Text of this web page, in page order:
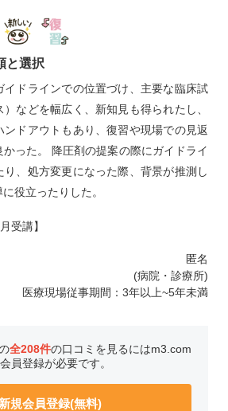
と選択
イドラインでの位置づけ、主要な臨床試
などを幅広く、新知見も得られたし、
ンドアウトもあり、復習や現場での見返
かった。 降圧剤の提案の際にガイドライ
り、処方変更になった際、背景が推測し
役立ったりした。
受講】
匿名
(病院・診療所)
医療現場従事期間：3年以上~5年未満
全208件の口コミを見るにはm3.com
員登録が必要です。
新規会員登録(無料)